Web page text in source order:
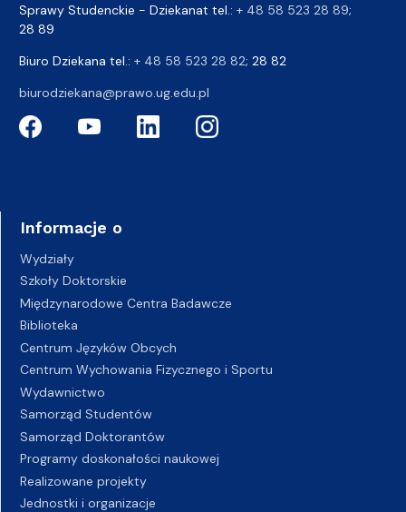
Sprawy Studenckie - Dziekanat tel.: + 48 58 523 28 89;
28 89
Biuro Dziekana tel.: + 48 58 523 28 82; 28 82
biurodziekana@prawo.ug.edu.pl
Informacje o
Wydziały
Szkoły Doktorskie
Międzynarodowe Centra Badawcze
Biblioteka
Centrum Języków Obcych
Centrum Wychowania Fizycznego i Sportu
Wydawnictwo
Samorząd Studentów
Samorząd Doktorantów
Programy doskonałości naukowej
Realizowane projekty
Jednostki i organizacje